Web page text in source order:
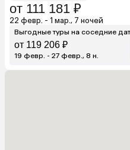
от 111 181 ₽
22 февр. - 1 мар., 7 ночей
Выгодные туры на соседние
от 119 206 ₽
19 февр. - 27 февр., 8 н.